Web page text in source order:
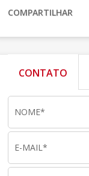
COMPARTILHAR
CONTATO